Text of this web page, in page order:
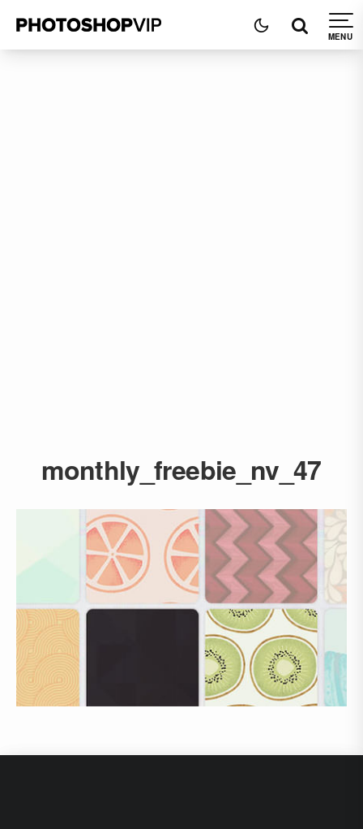
monthly_freebie_nv_47